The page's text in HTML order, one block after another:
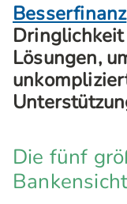
Besserfinanz
Lösungen,
Die fünf